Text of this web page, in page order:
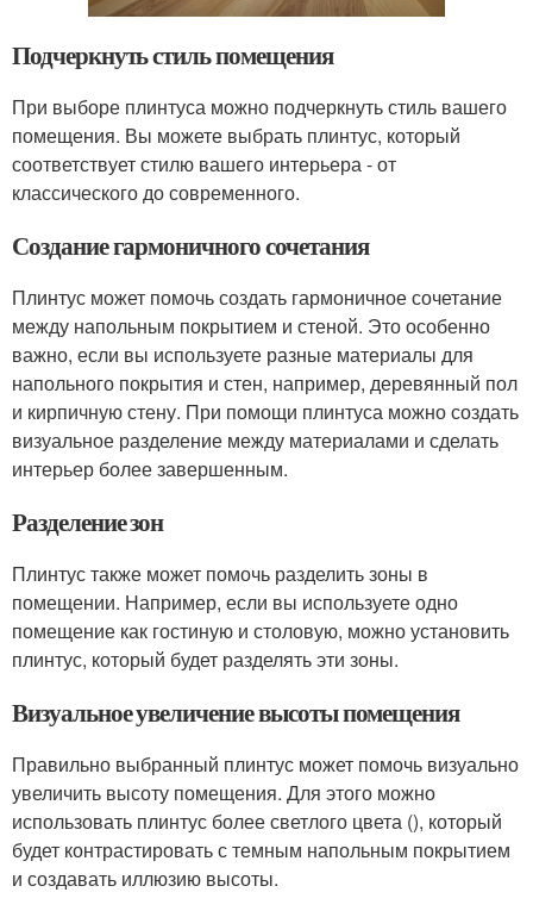
Подчеркнуть стиль помещения
При выборе плинтуса можно подчеркнуть стиль вашего
помещения. Вы можете выбрать плинтус, который
соответствует стилю вашего интерьера - от
классического до современного.
Создание гармоничного сочетания
Плинтус может помочь создать гармоничное сочетание
между напольным покрытием и стеной. Это особенно
важно, если вы используете разные материалы для
напольного покрытия и стен, например, деревянный пол
и кирпичную стену. При помощи плинтуса можно создать
визуальное разделение между материалами и сделать
интерьер более завершенным.
Разделение зон
Плинтус также может помочь разделить зоны в
помещении. Например, если вы используете одно
помещение как гостиную и столовую, можно установить
плинтус, который будет разделять эти зоны.
Визуальное увеличение высоты помещения
Правильно выбранный плинтус может помочь визуально
увеличить высоту помещения. Для этого можно
использовать плинтус более светлого цвета (), который
будет контрастировать с темным напольным покрытием
и создавать иллюзию высоты.